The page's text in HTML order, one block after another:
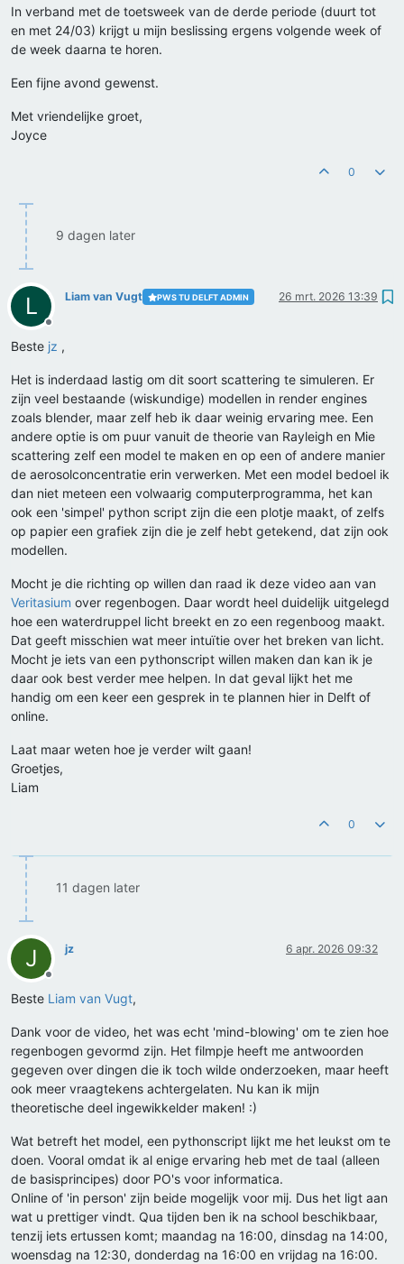
In verband met de toetsweek van de derde periode (duurt tot
en met 24/03) krijgt u mijn beslissing ergens volgende week of
de week daarna te horen.
Een fijne avond gewenst.
Met vriendelijke groet,
Joyce
0
9 dagen later
L
Offline
Liam van Vugt PWS TU DELFT ADMIN 26 mrt. 2026 13:39
Beste jz ,
Het is inderdaad lastig om dit soort scattering te simuleren. Er
zijn veel bestaande (wiskundige) modellen in render engines
zoals blender, maar zelf heb ik daar weinig ervaring mee. Een
andere optie is om puur vanuit de theorie van Rayleigh en Mie
scattering zelf een model te maken en op een of andere manier
de aerosolconcentratie erin verwerken. Met een model bedoel ik
dan niet meteen een volwaarig computerprogramma, het kan
ook een 'simpel' python script zijn die een plotje maakt, of zelfs
op papier een grafiek zijn die je zelf hebt getekend, dat zijn ook
modellen.
Mocht je die richting op willen dan raad ik deze video aan van
Veritasium over regenbogen. Daar wordt heel duidelijk uitgelegd
hoe een waterdruppel licht breekt en zo een regenboog maakt.
Dat geeft misschien wat meer intuïtie over het breken van licht.
Mocht je iets van een pythonscript willen maken dan kan ik je
daar ook best verder mee helpen. In dat geval lijkt het me
handig om een keer een gesprek in te plannen hier in Delft of
online.
Laat maar weten hoe je verder wilt gaan!
Groetjes,
Liam
0
11 dagen later
J
Offline
jz 6 apr. 2026 09:32
Beste Liam van Vugt,
Dank voor de video, het was echt 'mind-blowing' om te zien hoe
regenbogen gevormd zijn. Het filmpje heeft me antwoorden
gegeven over dingen die ik toch wilde onderzoeken, maar heeft
ook meer vraagtekens achtergelaten. Nu kan ik mijn
theoretische deel ingewikkelder maken! :)
Wat betreft het model, een pythonscript lijkt me het leukst om te
doen. Vooral omdat ik al enige ervaring heb met de taal (alleen
de basisprincipes) door PO's voor informatica.
Online of 'in person' zijn beide mogelijk voor mij. Dus het ligt aan
wat u prettiger vindt. Qua tijden ben ik na school beschikbaar,
tenzij iets ertussen komt; maandag na 16:00, dinsdag na 14:00,
woensdag na 12:30, donderdag na 16:00 en vrijdag na 16:00.